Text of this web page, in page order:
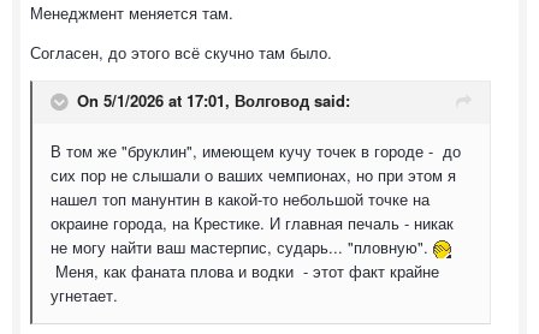
Менеджмент меняется там.
Согласен, до этого всё скучно там было.
On 5/1/2026 at 17:01, Волговод said:
В том же "бруклин", имеющем кучу точек в городе - до
сих пор не слышали о ваших чемпионах, но при этом я
нашел топ манунтин в какой-то небольшой точке на
окраине города, на Крестике. И главная печаль - никак
не могу найти ваш мастерпис, сударь... "пловную".
Меня, как фаната плова и водки - этот факт крайне
угнетает.